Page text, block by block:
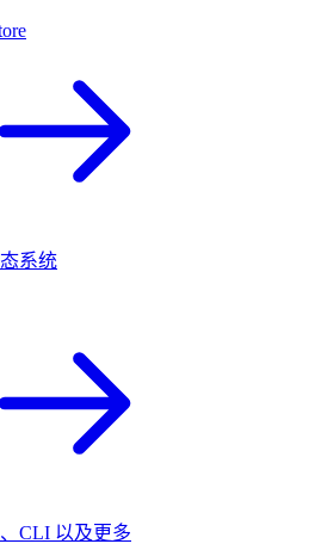
系统
CLI 以及更多